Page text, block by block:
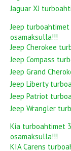
Jaguar XJ
Jeep
osamaksulla!!!
Jeep Cherokee
Jeep Compass
Jeep Grand
Jeep Liberty
Jeep Patriot
Jeep Wrangler
Kia turboahtimet
osamaksulla!!!
KIA Carens